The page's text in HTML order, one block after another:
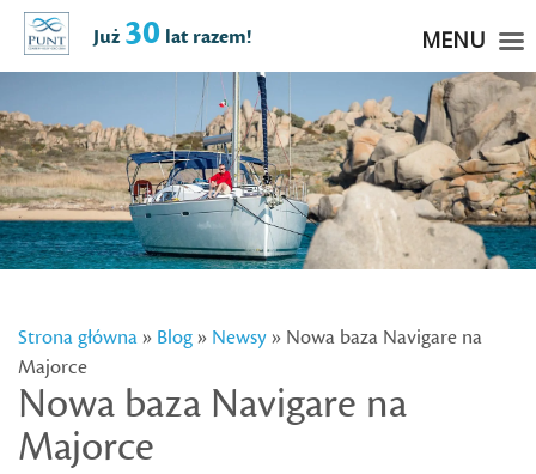
Strona główna» Blog» Newsy» Nowa baza Navigare na
Majorce
Nowa baza Navigare na
Majorce
Już30 lat razem! MENU